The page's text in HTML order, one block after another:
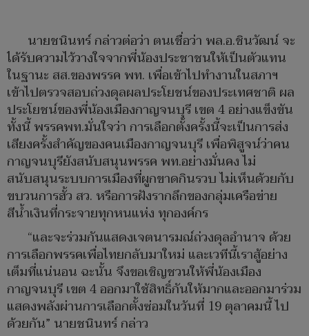
นายชนินทร์ กล่าวต่อว่า ตนเชื่อว่า พล.อ.ชินวัฒน์ จะ
ได้รับความไว้วางใจจากพี่น้องประชาชนให้เป็นตัวแทน
ในฐานะ สส.ของพรรค พท. เพื่อเข้าไปทำงานในสภาฯ
เข้าไปตรวจสอบถ่วงดุลผลประโยชน์ของประเทศชาติ ผล
ประโยชน์ของพี่น้องเมืองกาญจนบุรี เขต 4 อย่างแข็งขัน
ทั้งนี้ พรรคพท.มั่นใจว่า การเลือกตั้งครั้งนี้จะเป็นการส่ง
เสียงครั้งสำคัญของคนเมืองกาญจนบุรี เพื่อพิสูจน์ว่าคน
กาญจนบุรียังสนับสนุนพรรค พท.อย่างมั่นคง ไม่
สนับสนุนระบบการเมืองที่ผูกขาดกินรวบ ไม่เห็นด้วยกับ
ขบวนการฮั้ว สว. หรือการฝังรากลึกของกลุ่มเครือข่าย
สีน้ำเงินที่กระจายทุกหนแห่ง ทุกองค์กร
“และจะร่วมกันแสดงเจตนารมณ์ถ่วงดุลอำนาจ ด้วย
การเลือกพรรคเพื่อไทยกลับมาใหม่ และเวทีนี้เราสู้อย่าง
เต็มที่แน่นอน ฉะนั้น จึงขอเชิญชวนให้พี่น้องเมือง
กาญจนบุรี เขต 4 ออกมาใช้สิทธิ์กันให้มากและออกมาร่วม
แสดงพลังผ่านการเลือกตั้งซ่อมในวันที่ 19 ตุลาคมนี้ ไป
ด้วยกัน” นายชนินทร์ กล่าว